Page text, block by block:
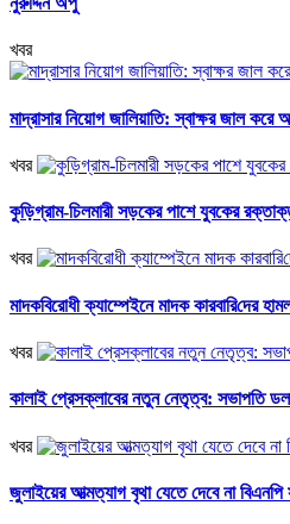
খবর
মাদ্রাসার নিয়োগ জালিয়াতি: স্বাক্ষর জাল করে
খবর
কুড়িগ্রাম-চিলমারী সড়কের পাশে যুবকের
খবর
মাদকবিরোধী ক্যাম্পেইনে মাদক কারবা‌রি‌দের
খবর
কালাই প্রেসক্লাবের নতুন নেতৃত্ব: সভাপতি
খবর
জুলাইয়ের আত্মত্যাগ বৃথা যেতে দেবে না বিএনপি